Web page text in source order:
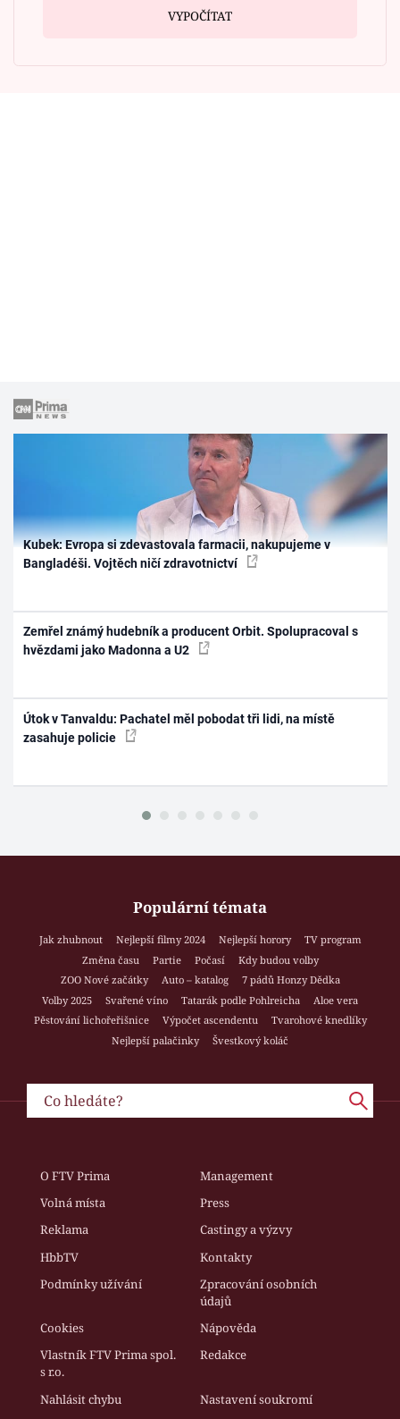
VYPOČÍTAT
Kubek: Evropa si zdevastovala farmacii, nakupujeme v
Bangladéši. Vojtěch ničí zdravotnictví
Zemřel známý hudebník a producent Orbit. Spolupracoval s
hvězdami jako Madonna a U2
Útok v Tanvaldu: Pachatel měl pobodat tři lidi, na místě
zasahuje policie
Populární témata
Jak zhubnout Nejlepší filmy 2024 Nejlepší horory
TV program
Změna času
Partie Počasí
Kdy budou volby
ZOO Nové začátky
Auto – katalog
7 pádů Honzy Dědka
Volby 2025
Svařené víno Tatarák podle Pohlreicha
Aloe vera
Pěstování lichořeřišnice
Výpočet ascendentu
Tvarohové knedlíky
Nejlepší palačinky
Švestkový koláč
O FTV Prima
Management
Volná místa
Press
Reklama
Castingy a výzvy
HbbTV
Kontakty
Podmínky užívání
Zpracování osobních
údajů
Cookies
Nápověda
Vlastník FTV Prima spol.
s r.o.
Redakce
Nahlásit chybu Nastavení soukromí